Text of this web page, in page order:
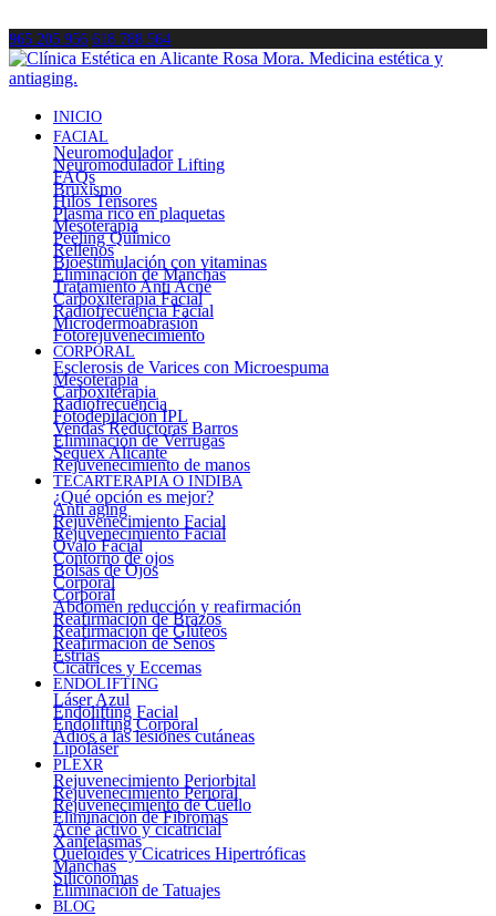
965 205 956 618 788 564
INICIO
FACIAL
Neuromodulador
Neuromodulador Lifting
FAQs
Bruxismo
Hilos Tensores
Plasma rico en plaquetas
Mesoterapia
Peeling Químico
Rellenos
Bioestimulación con vitaminas
Eliminación de Manchas
Tratamiento Anti Acné
Carboxiterapia Facial
Radiofrecuencia Facial
Microdermoabrasión
Fotorejuvenecimiento
CORPORAL
Esclerosis de Varices con Microespuma
Mesoterapia
Carboxiterapia
Radiofrecuencia
Fotodepilación IPL
Vendas Reductoras Barros
Eliminación de Verrugas
Sequex Alicante
Rejuvenecimiento de manos
TECARTERAPIA O INDIBA
¿Qué opción es mejor?
Anti aging
Rejuvenecimiento Facial
Rejuvenecimiento Facial
Óvalo Facial
Contorno de ojos
Bolsas de Ojos
Corporal
Corporal
Abdomen reducción y reafirmación
Reafirmación de Brazos
Reafirmación de Glúteos
Reafirmación de Senos
Estrías
Cicatrices y Eccemas
ENDOLIFTING
Láser Azul
Endolifting Facial
Endolifting Corporal
Adiós a las lesiones cutáneas
Lipoláser
PLEXR
Rejuvenecimiento Periorbital
Rejuvenecimiento Perioral
Rejuvenecimiento de Cuello
Eliminación de Fibromas
Acné activo y cicatricial
Xantelasmas
Queloides y Cicatrices Hipertróficas
Manchas
Siliconomas
Eliminación de Tatuajes
BLOG